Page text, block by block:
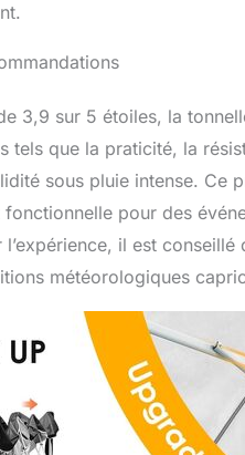
3,9 sur 5 étoiles, la
tels que la praticité, la
sous pluie intense.
pour des
il est
météorologiques